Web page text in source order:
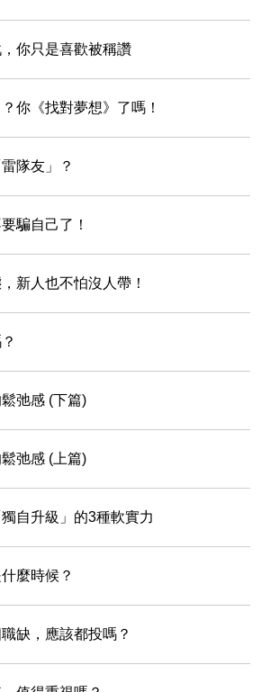
你只是喜歡被稱讚
你《找對夢想》了嗎！
隊友」？
騙自己了！
新人也不怕沒人帶！
弛感 (下篇)
弛感 (上篇)
自升級」的3種軟實力
麼時候？
缺，應該都投嗎？